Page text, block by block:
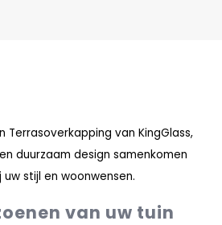
van KingGlass,
duurzaam design samenkomen
stijl en woonwensen.
van uw tuin